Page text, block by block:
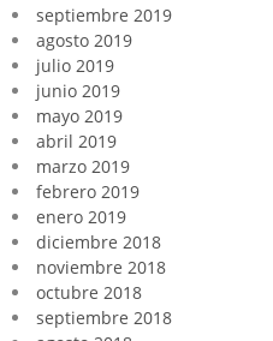
septiembre 2019
agosto 2019
julio 2019
junio 2019
mayo 2019
abril 2019
marzo 2019
febrero 2019
enero 2019
diciembre 2018
noviembre 2018
octubre 2018
septiembre 2018